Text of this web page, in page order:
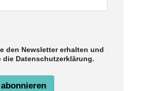
den Newsletter erhalten und
die Datenschutzerklärung.